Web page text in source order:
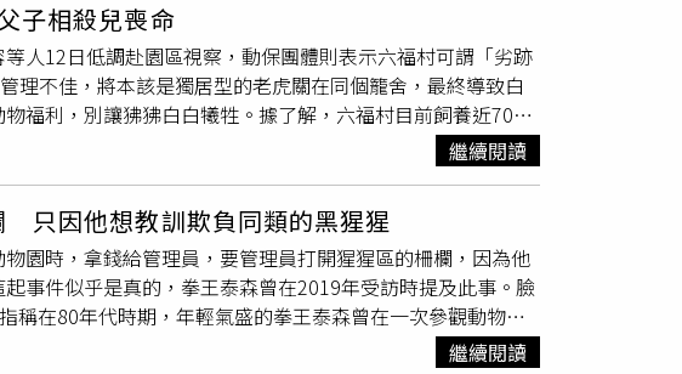
於奔命捕捉狒狒仍束手無策，已演變為社會高度關注野保
然保育署卻輕率聯繫常年使用獵槍移除外來種之獵人，而未
務中」公示外觀之車輛抵達後亦表示「為其管區……來支援
終致狒狒遭獵槍傷死亡，「圍捕安置」演變為「獵殺」，農
案調查過程中均向監察院反映，保育類野生動物脫逃案件並
，對於大型野生動物流蕩捕捉案件，確有其人力、物力、經
六福村飼養之狒狒逃脫原因與確切數量，迄今仍屬未知，新
惟歷來尚有遭訴其展演動物孟加拉虎、非洲獅、長頸鹿等飼
育、增進動物福利。
子相殺兒喪命
人12日低調赴園區視察，動保團體則表示六福村可謂「劣跡
理不佳，將本該是獨居型的老虎關在同個籠舍，最終導致白
福利，別讓狒狒白白犧牲。據了解，六福村目前飼養近70
貓科動物就高達42隻，園區還在2004年引進基因有缺陷的白
。六福村引進多隻獅子和老虎卻未尊重其天性，園方向每位
起來乞食」，所幸此活動經抗議後已經修正。（圖／讀者提
，園區卻利用保育類動物進行各種付費互動體驗，甚至推出
、非洲獅的開放式展場，美其名曰近距離觀察、增進對肉食動
樣拿獅子老虎當消費項目，只有六福村。」關懷生命協會專
究和教育之用，園方卻向每位遊客收費2200元，並讓這些珍
的動作，園方甚至沒有善待這些「員工們」。 動保團體
繼續閱讀
只因他想教訓欺負同類的黑猩猩
園時，拿錢給管理員，要管理員打開猩猩區的柵欄，因為他
事件似乎是真的，拳王泰森曾在2019年受訪時提及此事。臉
稱在80年代時期，年輕氣盛的拳王泰森曾在一次參觀動物園
為他想要近去修理那隻不斷欺負其他同類的大猩猩。這則
繼續閱讀